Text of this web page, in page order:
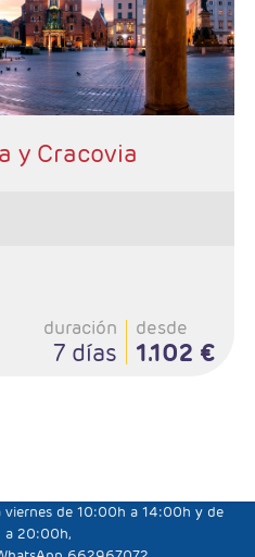
y Cracovia
duración
7 días
desde
1.102 €
de 10:00h a 14:00h y de
a 20:00h,